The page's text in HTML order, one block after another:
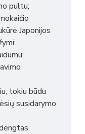
pultu;
Japonijos
tokiu būdu
susidarymo